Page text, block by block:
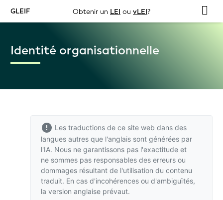
GLEIF Obtenir un LEI ou vLEI?
Identité organisationnelle
Les traductions de ce site web dans des
langues autres que l'anglais sont générées par
l'IA. Nous ne garantissons pas l'exactitude et
ne sommes pas responsables des erreurs ou
dommages résultant de l'utilisation du contenu
traduit. En cas d'incohérences ou d'ambiguïtés,
la version anglaise prévaut.